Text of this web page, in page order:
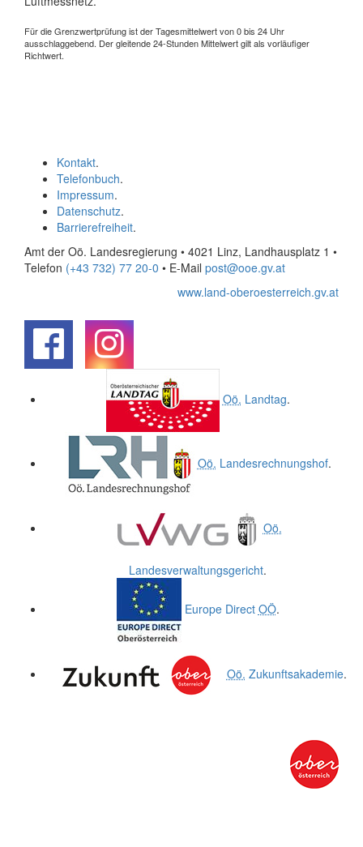
Für die Grenzwertprüfung ist der Tagesmittelwert von 0 bis 24 Uhr
ausschlaggebend. Der gleitende 24-Stunden Mittelwert gilt als vorläufiger
Richtwert.
Kontakt.
Telefonbuch.
Impressum.
Datenschutz.
Barrierefreiheit.
Amt der Oö. Landesregierung • 4021 Linz, Landhausplatz 1 •
Telefon (+43 732) 77 20-0 • E-Mail post@ooe.gv.at
www.land-oberoesterreich.gv.at
Oö. Landtag.
Oö. Landesrechnungshof.
Oö.
Landesverwaltungsgericht.
Europe Direct OÖ.
Oö. Zukunftsakademie.